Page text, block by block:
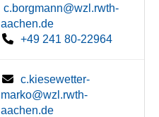
c.borgmann@wzl.rwth-
aachen.de
+49 241 80-22964
c.kiesewetter-
marko@wzl.rwth-
aachen.de